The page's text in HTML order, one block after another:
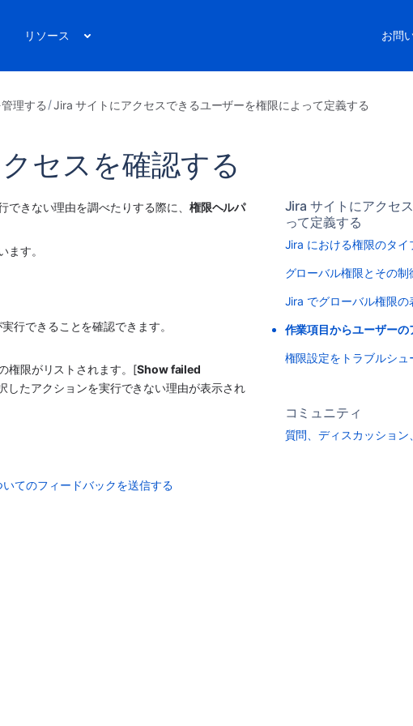
リソース お問
理する Jira サイトにアクセスできるユーザーを権限によって定義する
セスを確認する
きない理由を調べたりする際に、 権限ヘルパ
す。
行できることを確認できます。
権限がリストされます。[Show failed
したアクションを実行できない理由が表示され
いてのフィードバックを送信する
Jira サイトにアクセ
って定義する
Jira における権限のタイ
グローバル権限とその制
Jira でグローバル権限の
作業項目からユーザーの
権限設定をトラブルシュ
コミュニティ
質問、ディスカッション